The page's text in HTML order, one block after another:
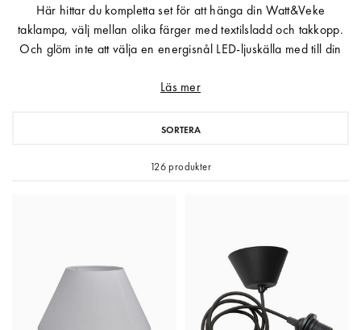
Här hittar du kompletta set för att hänga din Watt&Veke
taklampa, välj mellan olika färger med textilsladd och takkopp.
Och glöm inte att välja en energisnål LED-ljuskälla med till din
Läs mer
SORTERA
126 produkter